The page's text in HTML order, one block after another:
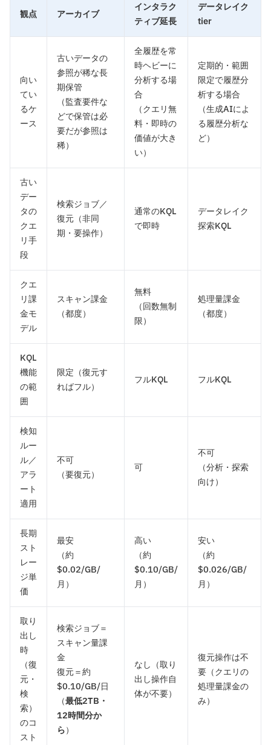
観点 アーカイブ
インタラク
ティブ延長
データレイク
tier
向い
てい
るケ
ース
古いデータの
参照が稀な長
期保管
（監査要件な
どで保管は必
要だが参照は
稀）
全履歴を常
時ヘビーに
分析する場
合
（クエリ無
料・即時の
価値が大き
い）
定期的・範囲
限定で履歴分
析する場合
（生成AIによ
る履歴分析な
ど）
古い
デー
タの
クエ
リ手
段
検索ジョブ／
復元（非同
期・要操作）
通常のKQL
で即時
データレイク
探索KQL
クエ
リ課
金モ
デル
スキャン課金
（都度）
無料
（回数無制
限）
処理量課金
（都度）
KQL
機能
の範
囲
限定（復元す
ればフル）
フルKQL フルKQL
検知
ルー
ル／
アラ
ート
適用
不可
（要復元）
可
不可
（分析・探索
向け）
長期
スト
レー
ジ単
価
最安
（約
$0.02/GB/
月）
高い
（約
$0.10/GB/
月）
安い
（約
$0.026/GB/
月）
取り
出し
時
（復
元・
検
索）
のコ
スト
検索ジョブ＝
スキャン量課
金
復元＝約
$0.10/GB/日
（最低2TB・
12時間分か
ら）
なし（取り
出し操作自
体が不要）
復元操作は不
要（クエリの
処理量課金の
み）